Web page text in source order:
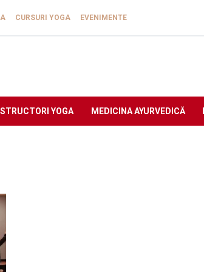
CURSURI YOGA EVENIMENTE
YOGA MEDICINA AYURVEDICĂ